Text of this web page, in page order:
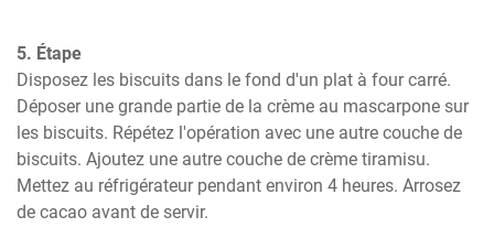
5. Étape
Disposez les biscuits dans le fond d'un plat à four carré.
Déposer une grande partie de la crème au mascarpone sur
les biscuits. Répétez l'opération avec une autre couche de
biscuits. Ajoutez une autre couche de crème tiramisu.
Mettez au réfrigérateur pendant environ 4 heures. Arrosez
de cacao avant de servir.